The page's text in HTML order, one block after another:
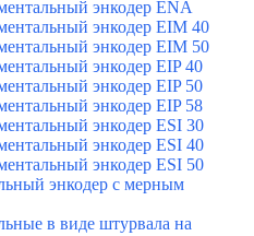
энкодер ENA
энкодер EIM 40
энкодер EIM 50
энкодер EIP 40
энкодер EIP 50
энкодер EIP 58
энкодер ESI 30
энкодер ESI 40
энкодер ESI 50
энкодер с мерным
в виде штурвала на